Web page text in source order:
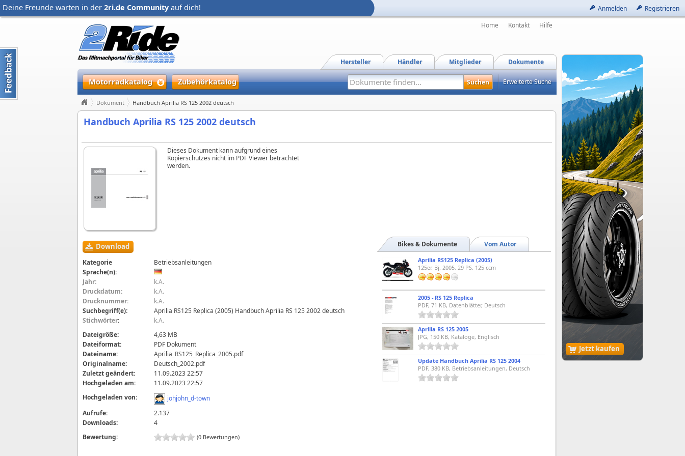
Anmelden Registrieren
Deine Freunde warten in der 2ri.de Community auf dich!
Jetzt kaufen
Home Kontakt Hilfe
Dokumente
Mitglieder
Händler
Hersteller
Motorradkatalog Zubehörkatalog Erweiterte Suche
Dokument Handbuch Aprilia RS 125 2002 deutsch
Handbuch Aprilia RS 125 2002 deutsch
Dieses Dokument kann aufgrund eines
Kopierschutzes nicht im PDF Viewer betrachtet
werden.
Download
Kategorie
Betriebsanleitungen
Sprache(n):
Jahr:
k.A.
Druckdatum:
k.A.
Drucknummer:
k.A.
Suchbegriff(e):
Aprilia RS125 Replica (2005) Handbuch Aprilia RS 125 2002 deutsch
Stichwörter:
k.A.
Dateigröße:
4,63 MB
Dateiformat:
PDF Dokument
Dateiname:
Aprilia_RS125_Replica_2005.pdf
Originalname:
Deutsch_2002.pdf
Zuletzt geändert:
11.09.2023 22:57
Hochgeladen am:
11.09.2023 22:57
Hochgeladen von:
johjohn_d-town
Aufrufe:
2.137
Downloads:
4
Bewertung:
(0 Bewertungen)
Vom Autor
Bikes & Dokumente
Aprilia RS125 Replica (2005)
125er, Bj. 2005, 29 PS, 125 ccm
2005 - RS 125 Replica
PDF, 71 KB, Datenblätter, Deutsch
Aprilia RS 125 2005
JPG, 150 KB, Kataloge, Englisch
Update Handbuch Aprilia RS 125 2004
PDF, 380 KB, Betriebsanleitungen, Deutsch